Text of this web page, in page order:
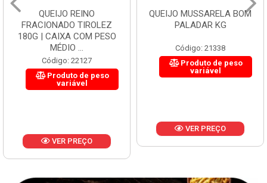
QUEIJO REINO
FRACIONADO TIROLEZ
180G | CAIXA COM PESO
MÉDIO ...
Código: 22127
Produto de peso
variável
VER PREÇO
QUEIJO MUSSARELA BOM
PALADAR KG
Código: 21338
Produto de peso
variável
VER PREÇO